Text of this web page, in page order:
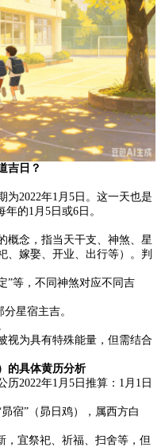
吉日？
为2022年1月5日。这一天也是
的1月5日或6日。
概念，指当天干支、神煞、星
、嫁娶、开业、出行等）。判
”等，不同神煞对应不同吉
星宿主吉。
视为具有特殊能量，但需结合
的具体黄历分析
2022年1月5日推算：1月1日
宿”（昴日鸡），属西方白
，宜祭祀、祈福、扫舍等，但